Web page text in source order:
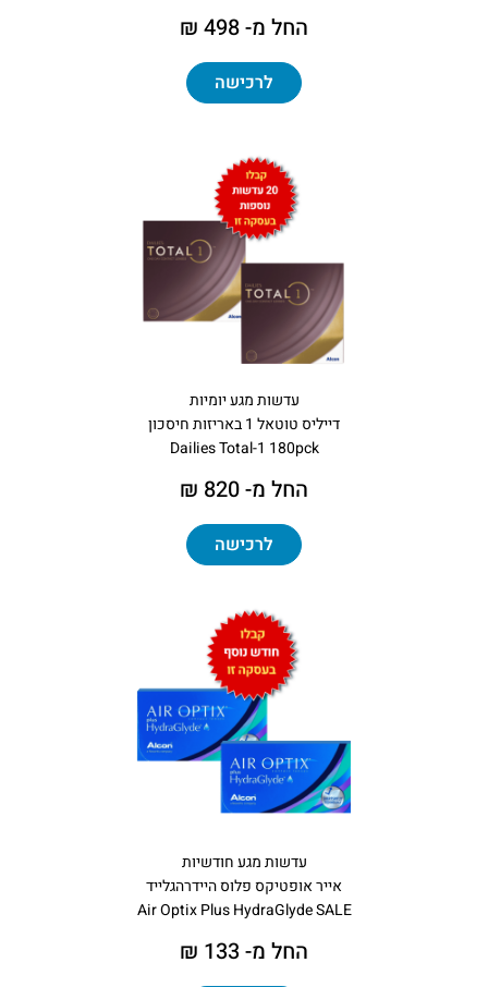
החל מ- 498 ₪
לרכישה
עדשות מגע יומיות
דייליס טוטאל 1 באריזות חיסכון
Dailies Total-1 180pck
החל מ- 820 ₪
לרכישה
עדשות מגע חודשיות
אייר אופטיקס פלוס היידרהגלייד
Air Optix Plus HydraGlyde SALE
החל מ- 133 ₪